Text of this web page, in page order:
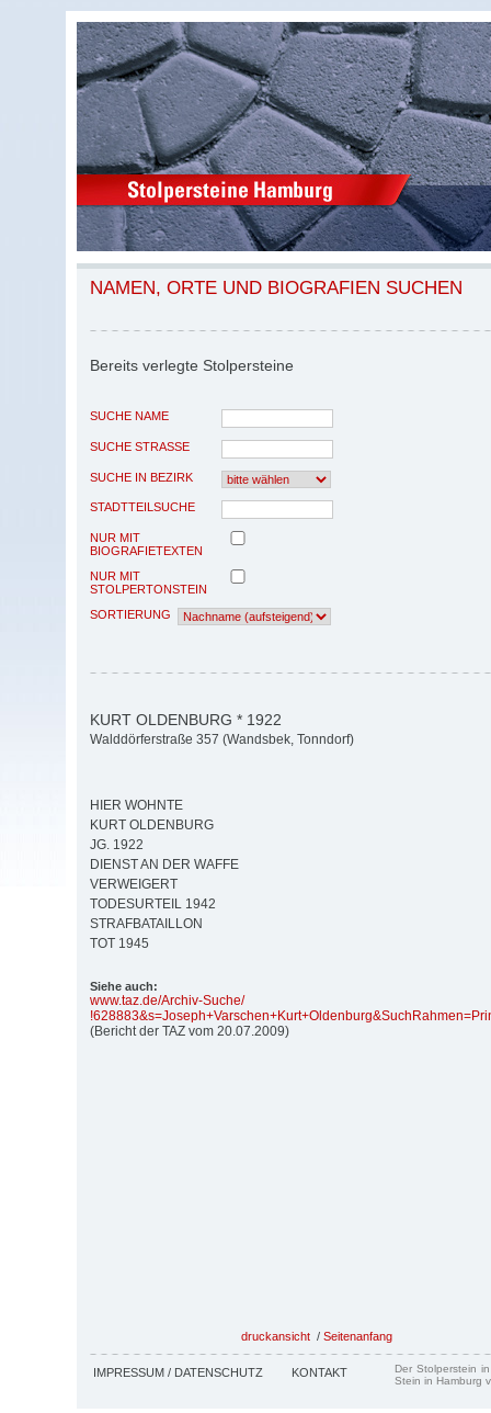
NAMEN, ORTE UND BIOGRAFIEN SUCHEN
Bereits verlegte Stolpersteine
SUCHE NAME
SUCHE STRASSE
SUCHE IN BEZIRK
STADTTEILSUCHE
NUR MIT
BIOGRAFIETEXTEN
NUR MIT
STOLPERTONSTEIN
SORTIERUNG
KURT OLDENBURG * 1922
Walddörferstraße 357 (Wandsbek, Tonndorf)
HIER WOHNTE
KURT OLDENBURG
JG. 1922
DIENST AN DER WAFFE
VERWEIGERT
TODESURTEIL 1942
STRAFBATAILLON
TOT 1945
Siehe auch:
www.taz.de/Archiv-Suche/
(Bericht der TAZ vom 20.07.2009)
druckansicht / Seitenanfang
IMPRESSUM / DATENSCHUTZ KONTAKT
Der Stolperstein
Stein in Hamburg